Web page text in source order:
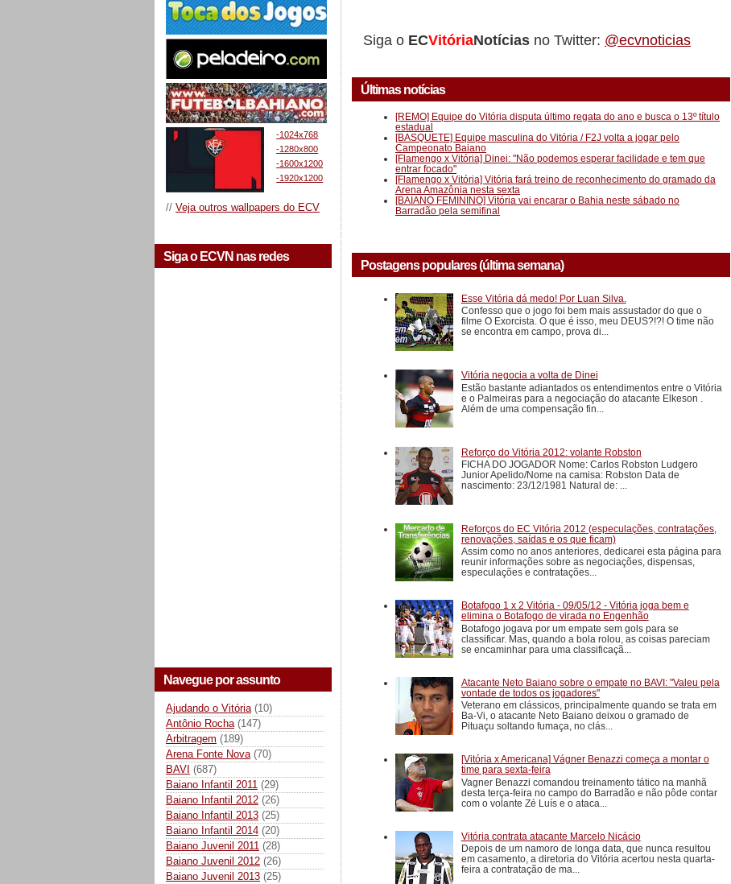
-1024x768
-1280x800
-1600x1200
-1920x1200
// Veja outros wallpapers do ECV
Siga o ECVN nas redes
Navegue por assunto
Ajudando o Vitória (10)
Antônio Rocha (147)
Arbitragem (189)
Arena Fonte Nova (70)
BAVI (687)
Baiano Infantil 2011 (29)
Baiano Infantil 2012 (26)
Baiano Infantil 2013 (25)
Baiano Infantil 2014 (20)
Baiano Juvenil 2011 (28)
Baiano Juvenil 2012 (26)
Baiano Juvenil 2013 (25)
Siga o ECVitóriaNotícias no Twitter: @ecvnoticias
Últimas notícias
[REMO] Equipe do Vitória disputa último regata do ano e busca o 13º título
estadual
[BASQUETE] Equipe masculina do Vitória / F2J volta a jogar pelo
Campeonato Baiano
[Flamengo x Vitória] Dinei: "Não podemos esperar facilidade e tem que
entrar focado"
[Flamengo x Vitória] Vitória fará treino de reconhecimento do gramado da
Arena Amazônia nesta sexta
[BAIANO FEMININO] Vitória vai encarar o Bahia neste sábado no
Barradão pela semifinal
Postagens populares (última semana)
Esse Vitória dá medo! Por Luan Silva.
Confesso que o jogo foi bem mais assustador do que o
filme O Exorcista. O que é isso, meu DEUS?!?! O time não
se encontra em campo, prova di...
Vitória negocia a volta de Dinei
Estão bastante adiantados os entendimentos entre o Vitória
e o Palmeiras para a negociação do atacante Elkeson .
Além de uma compensação fin...
Reforço do Vitória 2012: volante Robston
FICHA DO JOGADOR Nome: Carlos Robston Ludgero
Junior Apelido/Nome na camisa: Robston Data de
nascimento: 23/12/1981 Natural de: ...
Reforços do EC Vitória 2012 (especulações, contratações,
renovações, saídas e os que ficam)
Assim como no anos anteriores, dedicarei esta página para
reunir informações sobre as negociações, dispensas,
especulações e contratações...
Botafogo 1 x 2 Vitória - 09/05/12 - Vitória joga bem e
elimina o Botafogo de virada no Engenhão
Botafogo jogava por um empate sem gols para se
classificar. Mas, quando a bola rolou, as coisas pareciam
se encaminhar para uma classificaçã...
Atacante Neto Baiano sobre o empate no BAVI: "Valeu pela
vontade de todos os jogadores"
Veterano em clássicos, principalmente quando se trata em
Ba-Vi, o atacante Neto Baiano deixou o gramado de
Pituaçu soltando fumaça, no clás...
[Vitória x Americana] Vágner Benazzi começa a montar o
time para sexta-feira
Vagner Benazzi comandou treinamento tático na manhã
desta terça-feira no campo do Barradão e não pôde contar
com o volante Zé Luís e o ataca...
Vitória contrata atacante Marcelo Nicácio
Depois de um namoro de longa data, que nunca resultou
em casamento, a diretoria do Vitória acertou nesta quarta-
feira a contratação de ma...